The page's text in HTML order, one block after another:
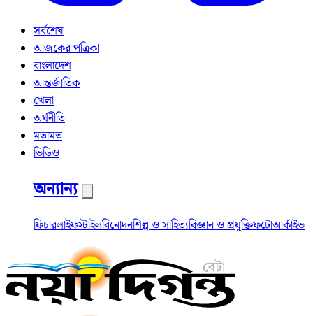
সর্বশেষ
আজকের পত্রিকা
বাংলাদেশ
আন্তর্জাতিক
খেলা
অর্থনীতি
মতামত
ভিডিও
অন্যান্য
ফিচারলাইফস্টাইলবিনোদনশিল্প ও সাহিত্যবিজ্ঞান ও প্রযুক্তিফটোআর্কাইভ